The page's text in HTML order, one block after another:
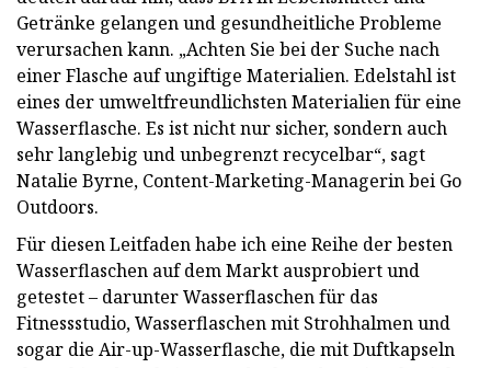
Getränke gelangen und gesundheitliche Probleme
verursachen kann. „Achten Sie bei der Suche nach
einer Flasche auf ungiftige Materialien. Edelstahl ist
eines der umweltfreundlichsten Materialien für eine
Wasserflasche. Es ist nicht nur sicher, sondern auch
sehr langlebig und unbegrenzt recycelbar“, sagt
Natalie Byrne, Content-Marketing-Managerin bei Go
Outdoors.
Für diesen Leitfaden habe ich eine Reihe der besten
Wasserflaschen auf dem Markt ausprobiert und
getestet – darunter Wasserflaschen für das
Fitnessstudio, Wasserflaschen mit Strohhalmen und
sogar die Air-up-Wasserflasche, die mit Duftkapseln